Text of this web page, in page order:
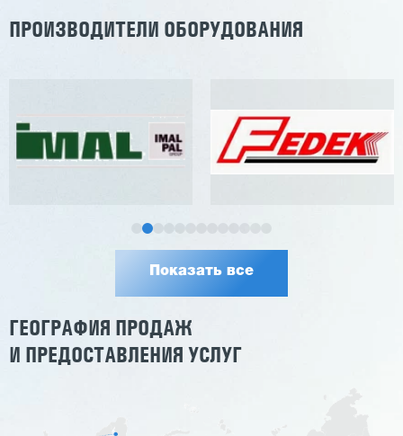
ПРОИЗВОДИТЕЛИ ОБОРУДОВАНИЯ
Показать все
ГЕОГРАФИЯ ПРОДАЖ
И ПРЕДОСТАВЛЕНИЯ УСЛУГ